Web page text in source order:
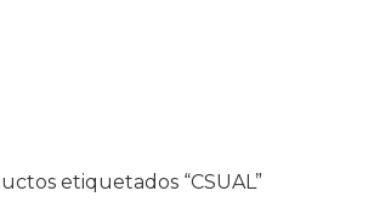
etiquetados “CSUAL”